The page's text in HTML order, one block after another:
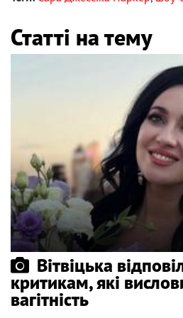
Статті на тему
Вітвіцька
критикам, які
вагітність